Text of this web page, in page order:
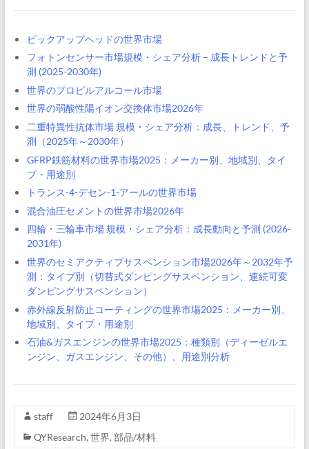
ピックアップヘッドの世界市場
フォトンセンサー市場規模・シェア分析 – 成長トレンドと予
測 (2025-2030年)
世界のプロピルアルコール市場
世界の弱酸性陽イオン交換体市場2026年
二重特異性抗体市場 規模・シェア分析：成長、トレンド、予
測（2025年～2030年）
GFRP鉄筋材料の世界市場2025：メーカー別、地域別、タイ
プ・用途別
トランス-4-デセン-1-アールの世界市場
混合油圧セメントの世界市場2026年
四輪・三輪車市場 規模・シェア分析：成長動向と予測 (2026-
2031年)
世界のセミアクティブサスペンション市場2026年～2032年予
測：タイプ別（切替式ダンピングサスペンション、連続可変
ダンピングサスペンション）
赤外線反射防止コーティングの世界市場2025：メーカー別、
地域別、タイプ・用途別
石油&ガスエンジンの世界市場2025：種類別（ディーゼルエ
ンジン、ガスエンジン、その他）、用途別分析
staff
2024年6月3日
QYResearch, 世界, 部品/材料